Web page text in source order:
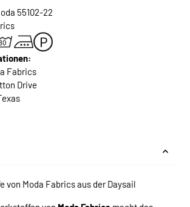
55102-22
Fabrics
Drive
von Moda Fabrics aus der Daysail